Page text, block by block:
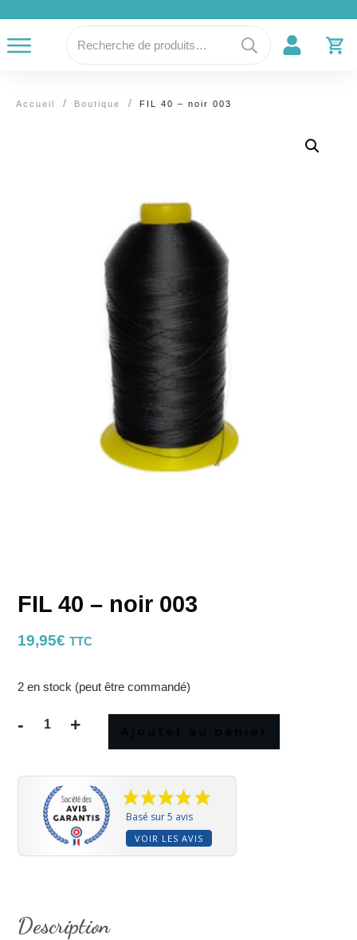
Recherche
Accueil / Boutique / FIL 40 – noir 003
FIL 40 – noir 003
19,95€ TTC
2 en stock (peut être commandé)
-
quantité
+
Basé sur 5 avis
VOIR LES AVIS
Description